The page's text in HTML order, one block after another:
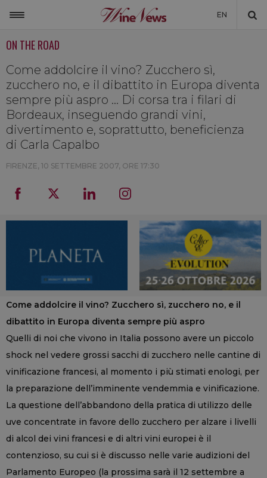
EN
MONDO
NON SOLO VINO
NEWSLETTER
LA CANTINA DI WINENEWS
DICONO DI NOI
ON THE ROAD
Come addolcire il vino? Zucchero sì,
zucchero no, e il dibattito in Europa diventa
sempre più aspro … Di corsa tra i filari di
Bordeaux, inseguendo grandi vini,
divertimento e, soprattutto, beneficienza
di Carla Capalbo
FIRENZE, 10 SETTEMBRE 2007, ORE 17:30
Come addolcire il vino? Zucchero sì, zucchero no, e il
dibattito in Europa diventa sempre più aspro
Quelli di noi che vivono in Italia possono avere un piccolo
shock nel vedere grossi sacchi di zucchero nelle cantine di
vinificazione francesi, al momento i più stimati enologi, per
la preparazione dell’imminente vendemmia e vinificazione.
La questione dell’abbandono della pratica di utilizzo delle
uve concentrate in favore dello zucchero per alzare i livelli
di alcol dei vini francesi e di altri vini europei è il
contenzioso, su cui si è discusso nelle varie audizioni del
Parlamento Europeo (la prossima sarà il 12 settembre a